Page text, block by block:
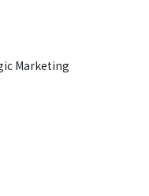
Marketing